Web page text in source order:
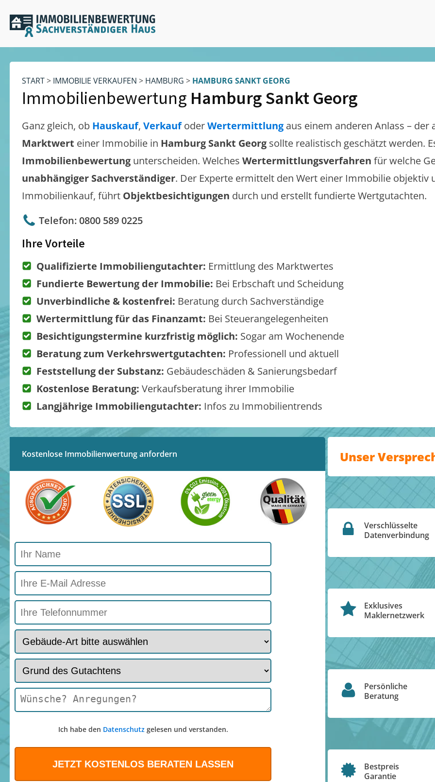
START> IMMOBILIE VERKAUFEN > HAMBURG > HAMBURG SANKT GEORG
Immobilienbewertung Hamburg Sankt Georg
Ganz gleich, ob Hauskauf, VerkaufoderWertermittlung aus einem anderen Anlass – der
Marktwert einer Immobilie in Hamburg Sankt Georg sollte realistisch geschätzt werden.
Immobilienbewertung unterscheiden. Welches Wertermittlungsverfahren für welche
unabhängiger Sachverständiger. Der Experte ermittelt den Wert einer Immobilie objektiv
Immobilienkauf, führt Objektbesichtigungen durch und erstellt fundierte Wertgutachten.
Telefon: 0800 589 0225
Ihre Vorteile
Qualifizierte Immobiliengutachter: Ermittlung des Marktwertes
Fundierte Bewertung der Immobilie: Bei Erbschaft und Scheidung
Unverbindliche & kostenfrei: Beratung durch Sachverständige
Wertermittlung für das Finanzamt: Bei Steuerangelegenheiten
Besichtigungstermine kurzfristig möglich: Sogar am Wochenende
Beratung zum Verkehrswertgutachten: Professionell und aktuell
Feststellung der Substanz: Gebäudeschäden & Sanierungsbedarf
Kostenlose Beratung: Verkaufsberatung ihrer Immobilie
Langjährige Immobiliengutachter: Infos zu Immobilientrends
Kostenlose Immobilienwertung anfordern
Ich habe den Datenschutzgelesen und verstanden.
Unser
Verschlüsselte
Datenverbindung
Exklusives
Maklernetzwerk
Persönliche
Beratung
Bestpreis
Garantie